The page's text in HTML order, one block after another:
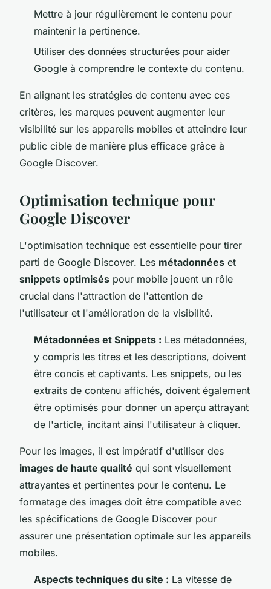
Mettre à jour régulièrement le contenu pour
maintenir la pertinence.
Utiliser des données structurées pour aider
Google à comprendre le contexte du contenu.
En alignant les stratégies de contenu avec ces
critères, les marques peuvent augmenter leur
visibilité sur les appareils mobiles et atteindre leur
public cible de manière plus efficace grâce à
Google Discover.
Optimisation technique pour
Google Discover
L'optimisation technique est essentielle pour tirer
parti de Google Discover. Les métadonnées et
snippets optimisés pour mobile jouent un rôle
crucial dans l'attraction de l'attention de
l'utilisateur et l'amélioration de la visibilité.
Métadonnées et Snippets : Les métadonnées,
y compris les titres et les descriptions, doivent
être concis et captivants. Les snippets, ou les
extraits de contenu affichés, doivent également
être optimisés pour donner un aperçu attrayant
de l'article, incitant ainsi l'utilisateur à cliquer.
Pour les images, il est impératif d'utiliser des
images de haute qualité qui sont visuellement
attrayantes et pertinentes pour le contenu. Le
formatage des images doit être compatible avec
les spécifications de Google Discover pour
assurer une présentation optimale sur les appareils
mobiles.
Aspects techniques du site : La vitesse de